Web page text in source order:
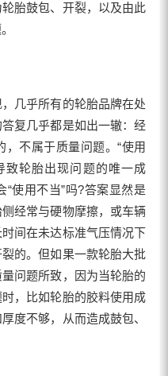
胎鼓包、开裂，以及由此
几乎所有的轮胎品牌在处
复几乎都是如出一辙：经
不属于质量问题。“使用
致轮胎出现问题的唯一成
使用不当”吗?答案显然是
经常与硬物摩擦，或车辆
间在未达标准气压情况下
的。但如果一款轮胎大批
问题所致，因为当轮胎的
，比如轮胎的胶料使用成
度不够，从而造成鼓包、